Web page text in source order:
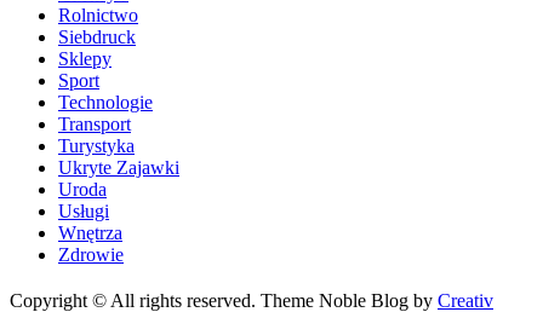
Rolnictwo
Siebdruck
Sklepy
Sport
Technologie
Transport
Turystyka
Ukryte Zajawki
Uroda
Usługi
Wnętrza
Zdrowie
Copyright © All rights reserved. Theme Noble Blog by Creativ